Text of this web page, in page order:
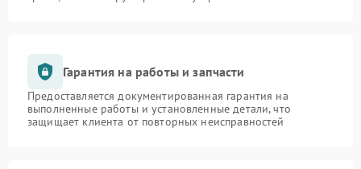
Гарантия на работы и запчасти
Предоставляется документированная гарантия на
выполненные работы и установленные детали, что
защищает клиента от повторных неисправностей